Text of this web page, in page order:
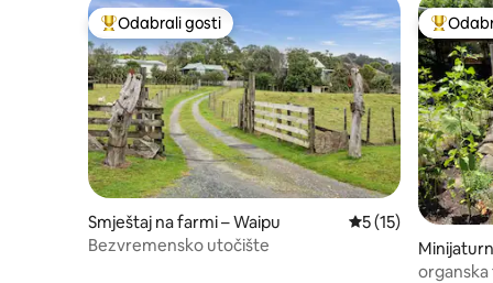
Među najviše rangiranima s oznakom „Odabrali gosti”
Odabrali gosti
Smještaj na farmi – Waipu Prosječna ocjena:
5 (15)
Bezvremensko utočište
Među